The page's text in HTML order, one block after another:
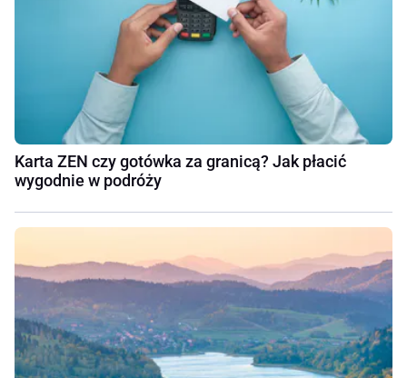
Karta ZEN czy gotówka za granicą? Jak płacić
wygodnie w podróży